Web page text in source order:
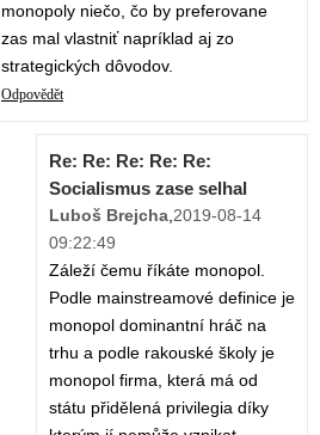
monopoly niečo, čo by preferovane
zas mal vlastniť napríklad aj zo
strategických dôvodov.
Odpovědět
Re: Re: Re: Re: Re:
Socialismus zase selhal
Luboš Brejcha 2019-08-14
09:22:49
Záleží čemu říkáte monopol.
Podle mainstreamové definice je
monopol dominantní hráč na
trhu a podle rakouské školy je
monopol firma, která má od
státu přidělená privilegia díky